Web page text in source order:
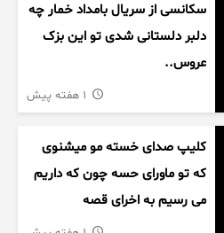
سکانسی از سریال بامداد خمار چه
دلبر دلستانی شدی تو این بزک
عروس..
کلیپ صدای خسته مو میشنوی
که تو ماورای حسه چون که داریم
می رسیم به اخرای قصه